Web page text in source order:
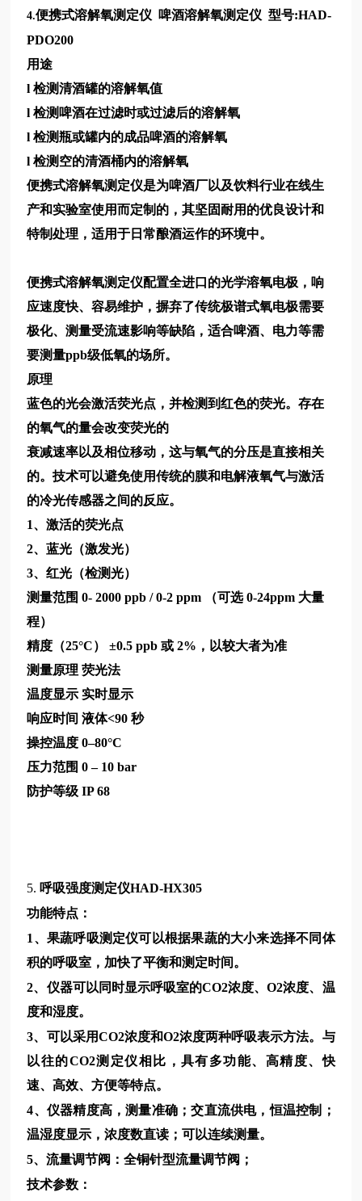
4.便携式溶解氧测定仪 啤酒溶解氧测定仪 型号:HAD-
PDO200
用途
l 检测清酒罐的溶解氧值
l 检测啤酒在过滤时或过滤后的溶解氧
l 检测瓶或罐内的成品啤酒的溶解氧
l 检测空的清酒桶内的溶解氧
便携式溶解氧测定仪是为啤酒厂以及饮料行业在线生
产和实验室使用而定制的，其坚固耐用的优良设计和
特制处理，适用于日常酿酒运作的环境中。
便携式溶解氧测定仪配置全进口的光学溶氧电极，响
应速度快、容易维护，摒弃了传统极谱式氧电极需要
极化、测量受流速影响等缺陷，适合啤酒、电力等需
要测量ppb级低氧的场所。
原理
蓝色的光会激活荧光点，并检测到红色的荧光。存在
的氧气的量会改变荧光的
衰减速率以及相位移动，这与氧气的分压是直接相关
的。技术可以避免使用传统的膜和电解液氧气与激活
的冷光传感器之间的反应。
1、激活的荧光点
2、蓝光（激发光）
3、红光（检测光）
测量范围 0- 2000 ppb / 0-2 ppm （可选 0-24ppm 大量
程）
精度（25°C） ±0.5 ppb 或 2%，以较大者为准
测量原理 荧光法
温度显示 实时显示
响应时间 液体<90 秒
操控温度 0–80°C
压力范围 0 – 10 bar
防护等级 IP 68
5. 呼吸强度测定仪HAD-HX305
功能特点：
1、果蔬呼吸测定仪可以根据果蔬的大小来选择不同体
积的呼吸室，加快了平衡和测定时间。
2、仪器可以同时显示呼吸室的CO2浓度、O2浓度、温
度和湿度。
3、可以采用CO2浓度和O2浓度两种呼吸表示方法。与
以往的CO2测定仪相比，具有多功能、高精度、快
速、高效、方便等特点。
4、仪器精度高，测量准确；交直流供电，恒温控制；
温湿度显示，浓度数直读；可以连续测量。
5、流量调节阀：全铜针型流量调节阀；
技术参数：